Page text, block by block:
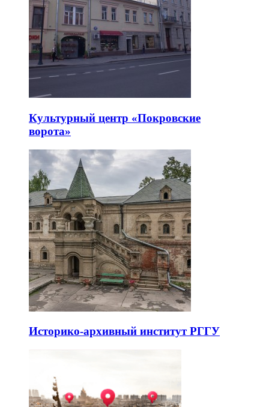
Культурный центр «Покровские
ворота»
Историко-архивный институт РГГУ